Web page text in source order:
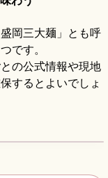
岡三大麺」とも呼
です。
の公式情報や現地
するとよいでしょ
放題